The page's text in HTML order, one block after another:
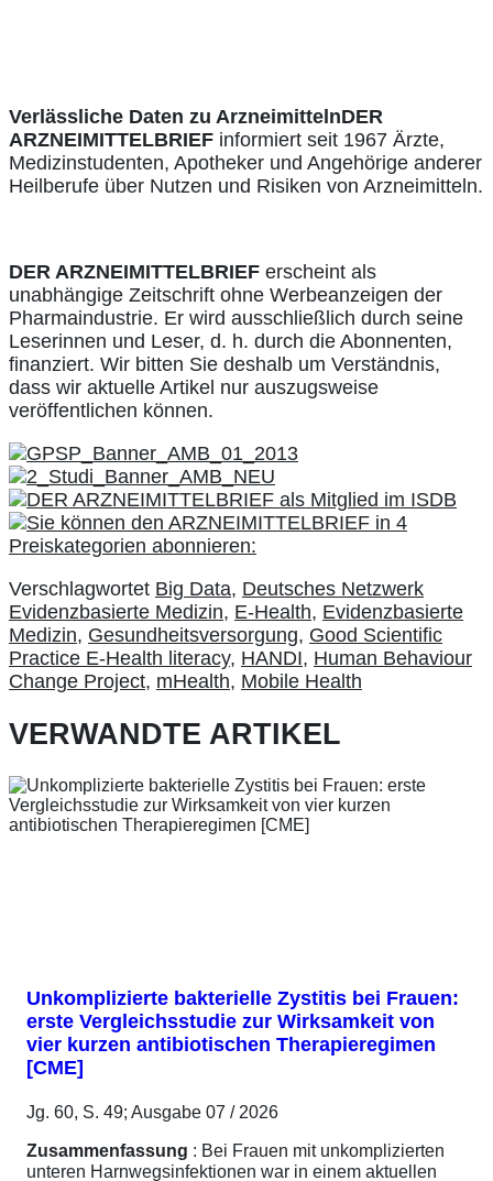
Verlässliche Daten zu ArzneimittelnDER
ARZNEIMITTELBRIEF informiert seit 1967 Ärzte,
Medizinstudenten, Apotheker und Angehörige anderer
Heilberufe über Nutzen und Risiken von Arzneimitteln.
DER ARZNEIMITTELBRIEF erscheint als
unabhängige Zeitschrift ohne Werbeanzeigen der
Pharmaindustrie. Er wird ausschließlich durch seine
Leserinnen und Leser, d. h. durch die Abonnenten,
finanziert. Wir bitten Sie deshalb um Verständnis,
dass wir aktuelle Artikel nur auszugsweise
veröffentlichen können.
Verschlagwortet Big Data, Deutsches Netzwerk
Evidenzbasierte Medizin, E-Health, Evidenzbasierte
Medizin, Gesundheitsversorgung, Good Scientific
Practice E-Health literacy, HANDI, Human Behaviour
Change Project, mHealth, Mobile Health
VERWANDTE ARTIKEL
Unkomplizierte bakterielle Zystitis bei Frauen:
erste Vergleichsstudie zur Wirksamkeit von
vier kurzen antibiotischen Therapieregimen
[CME]
Jg. 60, S. 49; Ausgabe 07 / 2026
Zusammenfassung : Bei Frauen mit unkomplizierten
unteren Harnwegsinfektionen war in einem aktuellen